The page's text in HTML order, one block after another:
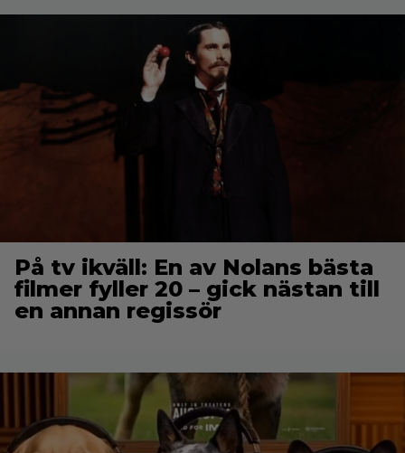
På tv ikväll: En av Nolans bästa
filmer fyller 20 – gick nästan till
en annan regissör